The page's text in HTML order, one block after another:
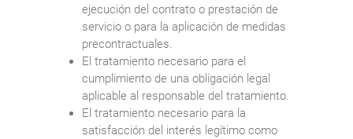
ejecución del contrato o prestación de
servicio o para la aplicación de medidas
precontractuales.
El tratamiento necesario para el
cumplimiento de una obligación legal
aplicable al responsable del tratamiento.
El tratamiento necesario para la
satisfacción del interés legítimo como